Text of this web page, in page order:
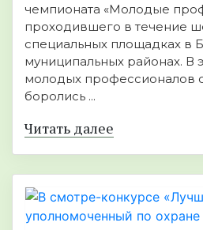
чемпионата «Молодые
проходившего в течение
специальных площадках в
муниципальных районах. В
молодых профессионалов
боролись ...
Читать далее